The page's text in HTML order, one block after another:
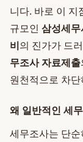
니다. 바로 이 지
규모인 삼성세
비의 진가가 드
무조사 자료제출
원천적으로 차
왜 일반적인 세
세무조사는 단